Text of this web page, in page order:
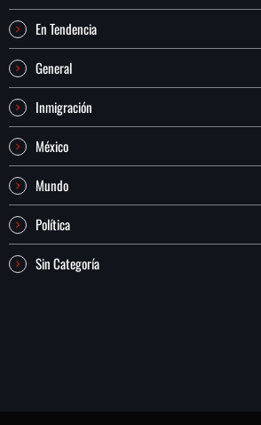
En Tendencia
General
Inmigración
México
Mundo
Política
Sin Categoría